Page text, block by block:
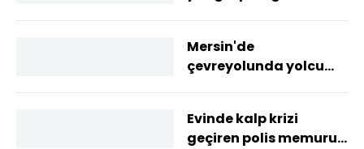
Mersin'de
çevreyolunda yolcu
Evinde kalp krizi
geçiren polis memuru